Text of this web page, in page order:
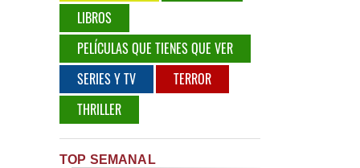
LIBROS
PELÍCULAS QUE TIENES QUE VER
SERIES Y TV
TERROR
THRILLER
TOP SEMANAL